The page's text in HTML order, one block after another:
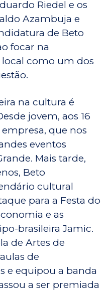
Riedel e os
Azambuja e
de Beto
focar na
como um dos
na cultura é
jovem, aos 16
que nos
eventos
Mais tarde,
Beto
cultural
para a Festa do
e as
brasileira Jamic.
de Artes de
de
e equipou a banda
a ser premiada